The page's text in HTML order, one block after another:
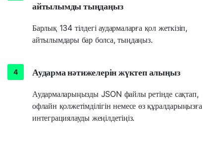
айтылымды тыңдаңыз
Барлық 134 тілдегі аудармаларға қол жеткізіп,
айтылымдары бар болса, тыңдаңыз.
Аударма нәтижелерін жүктеп алыңыз
Аудармаларыңызды JSON файлы ретінде сақтап,
офлайн қолжетімділігін немесе өз құралдарыңызға
интеграциялауды жеңілдетіңіз.